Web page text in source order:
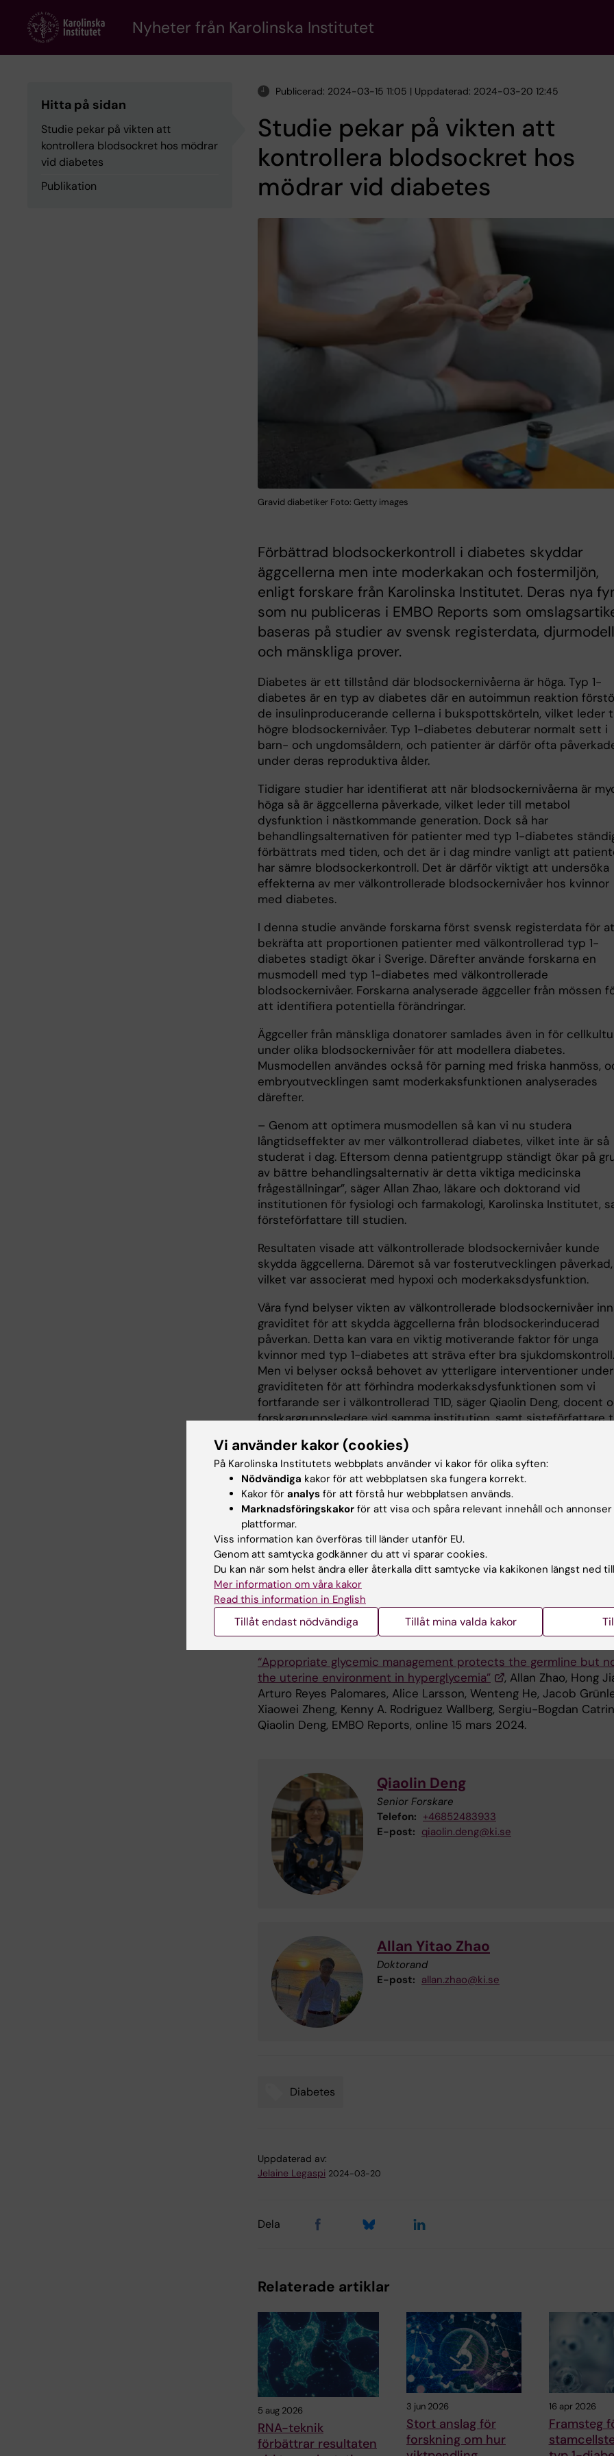
content
Nyheter från Karolinska Institutet
Hitta på sidan
Studie pekar på vikten att
kontrollera blodsockret hos mödrar
vid diabetes
Publikation
Publicerad: 2024-03-15 11:05 | Uppdaterad: 2024-03-20 12:45
Studie pekar på vikten att
kontrollera blodsockret hos
mödrar vid diabetes
Gravid diabetiker Foto: Getty images
Förbättrad blodsockerkontroll i diabetes skyddar
äggcellerna men inte moderkakan och fostermiljön,
enligt forskare från Karolinska Institutet. Deras nya
som nu publiceras i EMBO Reports som
baseras på studier av svensk registerdata,
och mänskliga prover.
Diabetes är ett tillstånd där blodsockernivåerna är höga. Typ 1-
diabetes är en typ av diabetes där en autoimmun reaktion
de insulinproducerande cellerna i bukspottskörteln, vilket leder
högre blodsockernivåer. Typ 1-diabetes debuterar normalt sett i
barn- och ungdomsåldern, och patienter är därför ofta
under deras reproduktiva ålder.
Tidigare studier har identifierat att när blodsockernivåerna är
höga så är äggcellerna påverkade, vilket leder till metabol
dysfunktion i nästkommande generation. Dock så har
behandlingsalternativen för patienter med typ 1-diabetes
förbättrats med tiden, och det är i dag mindre vanligt att
har sämre blodsockerkontroll. Det är därför viktigt att undersöka
effekterna av mer välkontrollerade blodsockernivåer hos kvinnor
med diabetes.
I denna studie använde forskarna först svensk registerdata för
bekräfta att proportionen patienter med välkontrollerad typ 1-
diabetes stadigt ökar i Sverige. Därefter använde forskarna en
musmodell med typ 1-diabetes med välkontrollerade
blodsockernivåer. Forskarna analyserade äggceller från mössen
att identifiera potentiella förändringar.
Äggceller från mänskliga donatorer samlades även in för
under olika blodsockernivåer för att modellera diabetes.
Musmodellen användes också för parning med friska hanmöss,
embryoutvecklingen samt moderkaksfunktionen analyserades
därefter.
– Genom att optimera musmodellen så kan vi nu studera
långtidseffekter av mer välkontrollerad diabetes, vilket inte är så
studerat i dag. Eftersom denna patientgrupp ständigt ökar på
av bättre behandlingsalternativ är detta viktiga medicinska
frågeställningar”, säger Allan Zhao, läkare och doktorand vid
institutionen för fysiologi och farmakologi, Karolinska Institutet,
försteförfattare till studien.
Resultaten visade att välkontrollerade blodsockernivåer kunde
skydda äggcellerna. Däremot så var fosterutvecklingen påverkad,
vilket var associerat med hypoxi och moderkaksdysfunktion.
Våra fynd belyser vikten av välkontrollerade blodsockernivåer
graviditet för att skydda äggcellerna från blodsockerinducerad
påverkan. Detta kan vara en viktig motiverande faktor för unga
kvinnor med typ 1-diabetes att sträva efter bra sjukdomskontroll.
Men vi belyser också behovet av ytterligare interventioner under
graviditeten för att förhindra moderkaksdysfunktionen som vi
fortfarande ser i välkontrollerad T1D, säger Qiaolin Deng, docent
forskargruppsledare vid samma institution, samt sisteförfattare
Nästa steg för studieförfattarna är nu att följa upp nästkommande
generation som föds från dessa honmöss med välkontrollerade
blodsockernivåer. De kommer att studera metabol funktion i både
han- och honmöss longitudinellt för att förstå ifall det uppstår
könsdiformism i fenotypen.
Studien finaniserades av Vetenskapsrådet, Diabetesfonden,
Barndiabetesfonden och Karolinska Institutet. Det finns inga
rapporterade intressekonflikter.
Publikation
“Appropriate glycemic management protects the germline but
the uterine environment in hyperglycemia”
, Allan Zhao, Hong
Arturo Reyes Palomares, Alice Larsson, Wenteng He, Jacob
Xiaowei Zheng, Kenny A. Rodriguez Wallberg, Sergiu-Bogdan
Qiaolin Deng, EMBO Reports, online 15 mars 2024.
Qiaolin Deng
Senior Forskare
Telefon: +46852483933
E-post: qiaolin.deng@ki.se
Allan Yitao Zhao
Doktorand
E-post: allan.zhao@ki.se
Diabetes
Uppdaterad av:
Jelaine Legaspi 2024-03-20
Dela
Relaterade artiklar
5 aug 2026
RNA-teknik
förbättrar resultaten
3 jun 2026
Stort anslag för
forskning om hur
16 apr 2026
Framsteg
Vi använder kakor (cookies)
På Karolinska Institutets webbplats använder vi kakor för olika syften:
Nödvändiga kakor för att webbplatsen ska fungera korrekt.
Kakor för analys för att förstå hur webbplatsen används.
Marknadsföringskakor för att visa och spåra relevant innehåll och
plattformar.
Viss information kan överföras till länder utanför EU.
Genom att samtycka godkänner du att vi sparar cookies.
Du kan när som helst ändra eller återkalla ditt samtycke via kakikonen längst ned
Mer information om våra kakor
Read this information in English
Tillåt endast nödvändiga Tillåt mina valda kakor